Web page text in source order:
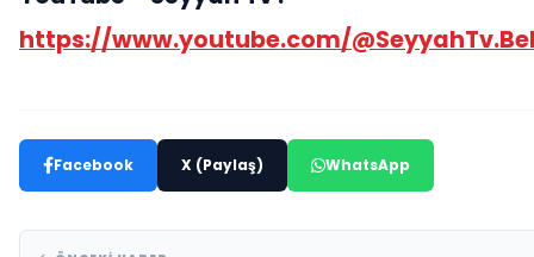
https://www.youtube.com/
Facebook X (Paylaş) WhatsApp